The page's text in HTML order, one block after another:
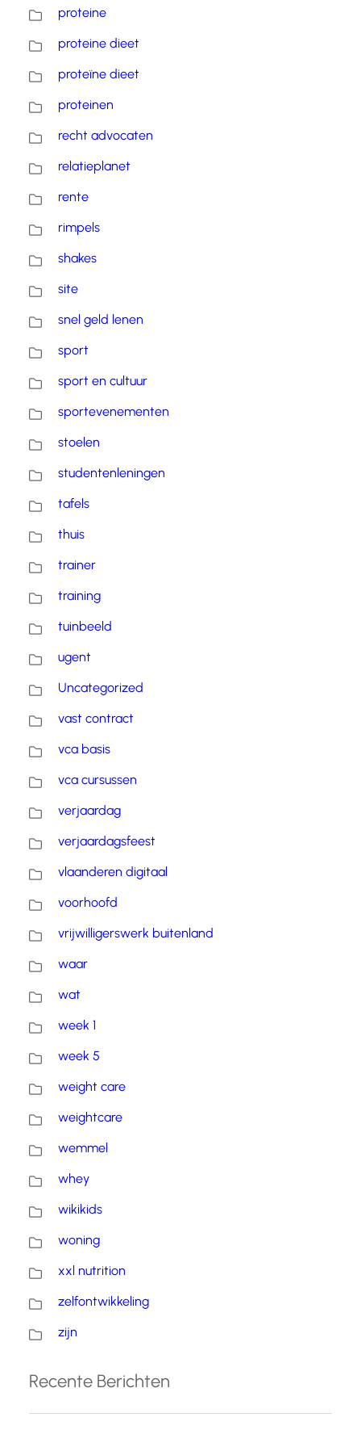
proteine
proteine dieet
proteïne dieet
proteinen
recht advocaten
relatieplanet
rente
rimpels
shakes
site
snel geld lenen
sport
sport en cultuur
sportevenementen
stoelen
studentenleningen
tafels
thuis
trainer
training
tuinbeeld
ugent
Uncategorized
vast contract
vca basis
vca cursussen
verjaardag
verjaardagsfeest
vlaanderen digitaal
voorhoofd
vrijwilligerswerk buitenland
waar
wat
week 1
week 5
weight care
weightcare
wemmel
whey
wikikids
woning
xxl nutrition
zelfontwikkeling
zijn
Recente Berichten